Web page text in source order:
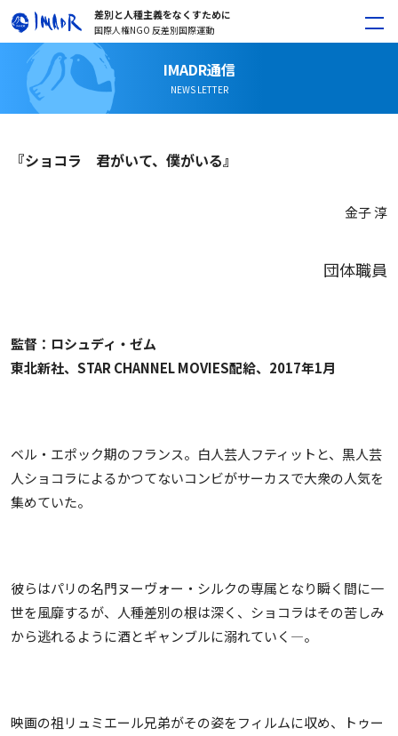
差別と人種主義をなくすために
国際人権NGO 反差別国際運動
IMADR通信
NEWS LETTER
『ショコラ 君がいて、僕がいる』
金子 淳
団体職員
監督：ロシュディ・ゼム
東北新社、STAR CHANNEL MOVIES配給、2017年1月
ベル・エポック期のフランス。白人芸人フティットと、黒人芸
人ショコラによるかつてないコンビがサーカスで大衆の人気を
集めていた。
彼らはパリの名門ヌーヴォー・シルクの専属となり瞬く間に一
世を風靡するが、人種差別の根は深く、ショコラはその苦しみ
から逃れるように酒とギャンブルに溺れていく―。
映画の祖リュミエール兄弟がその姿をフィルムに収め、トゥー